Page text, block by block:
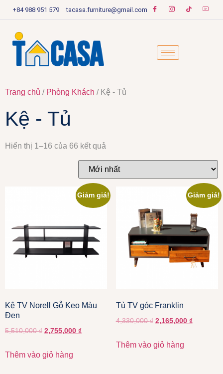
+84 988 951 579 tacasa.furniture@gmail.com
Trang chủ / Phòng Khách / Kệ - Tủ
Kệ - Tủ
Hiển thị 1–16 của 66 kết quả
Giảm giá!
Kệ TV Norell Gỗ Keo Màu
Đen
5,510,000₫ 2,755,000 ₫
Thêm vào giỏ hàng
Giảm giá!
Tủ TV góc Franklin
4,330,000₫ 2,165,000 ₫
Thêm vào giỏ hàng